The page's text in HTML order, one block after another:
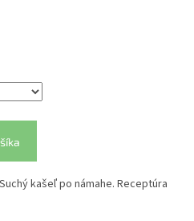
kašeľ po námahe. Receptúra